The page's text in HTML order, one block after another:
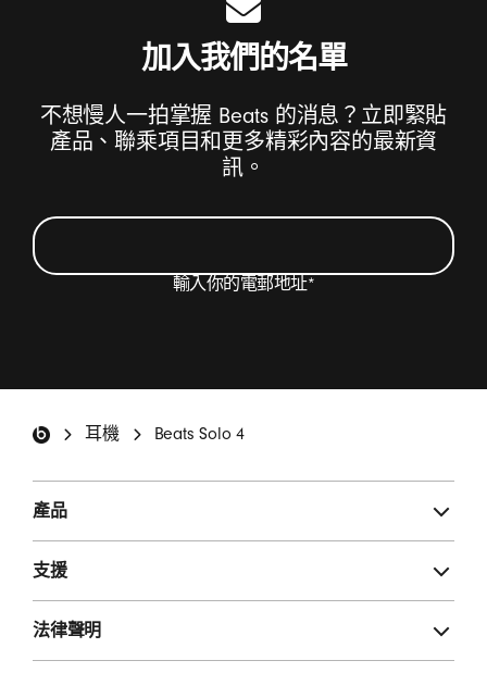
加入我們的名單
不想慢人一拍掌握 Beats 的消息？立即緊貼
產品、聯乘項目和更多精彩內容的最新資
訊。
輸入你的電郵地址*
登記
Beats 註腳
耳機 Beats Solo 4
產品
支援
法律聲明